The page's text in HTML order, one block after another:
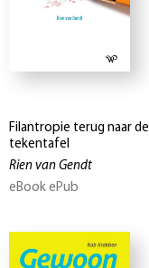
Filantropie terug naar de
tekentafel
Rien van Gendt
eBook ePub